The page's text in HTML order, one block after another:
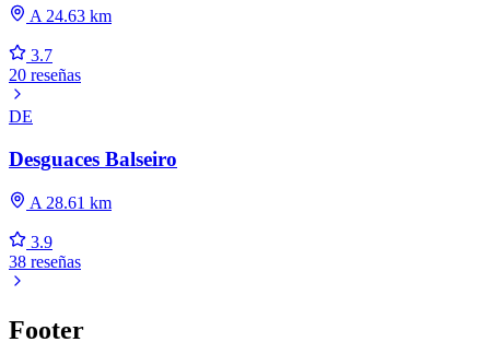
A 24.63 km
3.7
20 reseñas
DE
Desguaces Balseiro
A 28.61 km
3.9
38 reseñas
Footer